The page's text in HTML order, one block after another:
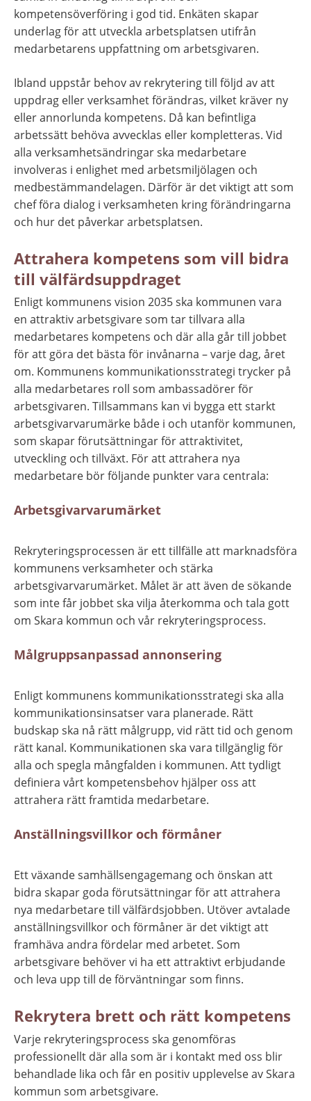
kompetensöverföring i god tid. Enkäten skapar
underlag för att utveckla arbetsplatsen utifrån
medarbetarens uppfattning om arbetsgivaren.
Ibland uppstår behov av rekrytering till följd av att
uppdrag eller verksamhet förändras, vilket kräver ny
eller annorlunda kompetens. Då kan befintliga
arbetssätt behöva avvecklas eller kompletteras. Vid
alla verksamhetsändringar ska medarbetare
involveras i enlighet med arbetsmiljölagen och
medbestämmandelagen. Därför är det viktigt att som
chef föra dialog i verksamheten kring förändringarna
och hur det påverkar arbetsplatsen.
Attrahera kompetens som vill bidra
till välfärdsuppdraget
Enligt kommunens vision 2035 ska kommunen vara
en attraktiv arbetsgivare som tar tillvara alla
medarbetares kompetens och där alla går till jobbet
för att göra det bästa för invånarna – varje dag, året
om. Kommunens kommunikationsstrategi trycker på
alla medarbetares roll som ambassadörer för
arbetsgivaren. Tillsammans kan vi bygga ett starkt
arbetsgivarvarumärke både i och utanför kommunen,
som skapar förutsättningar för attraktivitet,
utveckling och tillväxt. För att attrahera nya
medarbetare bör följande punkter vara centrala:
Arbetsgivarvarumärket
Rekryteringsprocessen är ett tillfälle att marknadsföra
kommunens verksamheter och stärka
arbetsgivarvarumärket. Målet är att även de sökande
som inte får jobbet ska vilja återkomma och tala gott
om Skara kommun och vår rekryteringsprocess.
Målgruppsanpassad annonsering
Enligt kommunens kommunikationsstrategi ska alla
kommunikationsinsatser vara planerade. Rätt
budskap ska nå rätt målgrupp, vid rätt tid och genom
rätt kanal. Kommunikationen ska vara tillgänglig för
alla och spegla mångfalden i kommunen. Att tydligt
definiera vårt kompetensbehov hjälper oss att
attrahera rätt framtida medarbetare.
Anställningsvillkor och förmåner
Ett växande samhällsengagemang och önskan att
bidra skapar goda förutsättningar för att attrahera
nya medarbetare till välfärdsjobben. Utöver avtalade
anställningsvillkor och förmåner är det viktigt att
framhäva andra fördelar med arbetet. Som
arbetsgivare behöver vi ha ett attraktivt erbjudande
och leva upp till de förväntningar som finns.
Rekrytera brett och rätt kompetens
Varje rekryteringsprocess ska genomföras
professionellt där alla som är i kontakt med oss blir
behandlade lika och får en positiv upplevelse av Skara
kommun som arbetsgivare.